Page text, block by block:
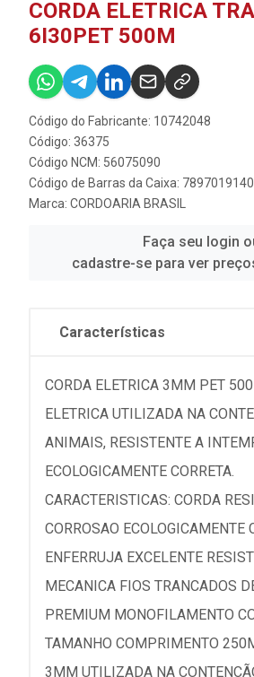
CORDA ELETRICA
6I30PET 500M
Código do Fabricante: 10742048
Código: 36375
Código NCM: 56075090
Código de Barras da Caixa:
Marca: CORDOARIA BRASIL
Faça seu login
cadastre-se para ver
Características
CORDA ELETRICA 3MM PET
ELETRICA UTILIZADA NA
ANIMAIS, RESISTENTE A
ECOLOGICAMENTE CORRETA.
CARACTERISTICAS: CORDA
CORROSAO ECOLOGICAMENTE
ENFERRUJA EXCELENTE
MECANICA FIOS TRANCADOS
PREMIUM MONOFILAMENTO
TAMANHO COMPRIMENTO
3MM UTILIZADA NA